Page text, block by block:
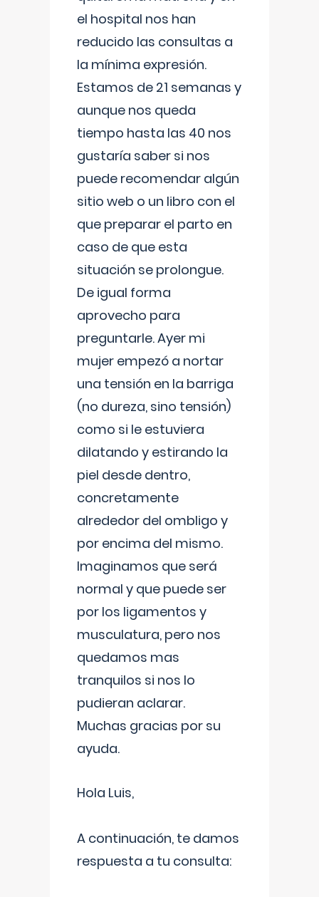
el hospital nos han
reducido las consultas a
la mínima expresión.
Estamos de 21 semanas y
aunque nos queda
tiempo hasta las 40 nos
gustaría saber si nos
puede recomendar algún
sitio web o un libro con el
que preparar el parto en
caso de que esta
situación se prolongue.
De igual forma
aprovecho para
preguntarle. Ayer mi
mujer empezó a nortar
una tensión en la barriga
(no dureza, sino tensión)
como si le estuviera
dilatando y estirando la
piel desde dentro,
concretamente
alrededor del ombligo y
por encima del mismo.
Imaginamos que será
normal y que puede ser
por los ligamentos y
musculatura, pero nos
quedamos mas
tranquilos si nos lo
pudieran aclarar.
Muchas gracias por su
ayuda.
Hola Luis,
A continuación, te damos
respuesta a tu consulta: